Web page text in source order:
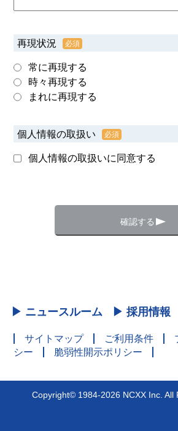
再現状況
常に再現する
時々再現する
まれに再現する
個人情報の取扱い
個人情報の取扱いに同意する
▶ ニュースルーム ▶ 採用情報
サイトマップ ご利用条件
シー
脆弱性開示ポリシー
Copyright© 1984-2026 NCXX Inc. All